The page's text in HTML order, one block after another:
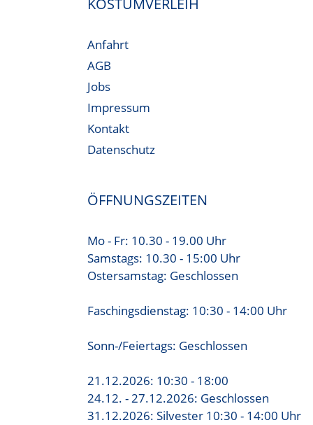
KOSTÜMVERLEIH
Anfahrt
AGB
Jobs
Impressum
Kontakt
Datenschutz
ÖFFNUNGSZEITEN
Mo - Fr: 10.30 - 19.00 Uhr
Samstags: 10.30 - 15:00 Uhr
Ostersamstag: Geschlossen
Faschingsdienstag: 10:30 - 14:00 Uhr
Sonn-/Feiertags: Geschlossen
21.12.2026: 10:30 - 18:00
24.12. - 27.12.2026: Geschlossen
31.12.2026: Silvester 10:30 - 14:00 Uhr